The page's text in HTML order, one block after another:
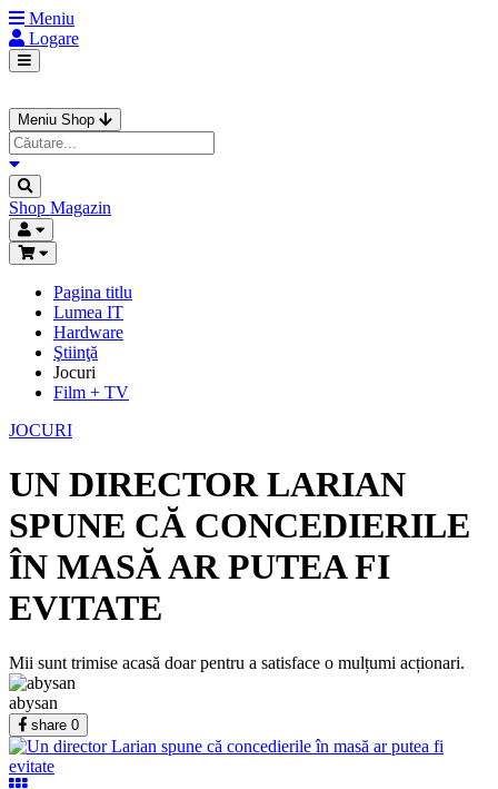
Meniu
Logare
Meniu Shop
Shop Magazin
Pagina titlu
Lumea IT
Hardware
Ştiinţă
Jocuri
Film + TV
JOCURI
UN DIRECTOR LARIAN
SPUNE CĂ CONCEDIERILE
ÎN MASĂ AR PUTEA FI
EVITATE
Mii sunt trimise acasă doar pentru a satisface o mulțumi acționari.
abysan
share 0